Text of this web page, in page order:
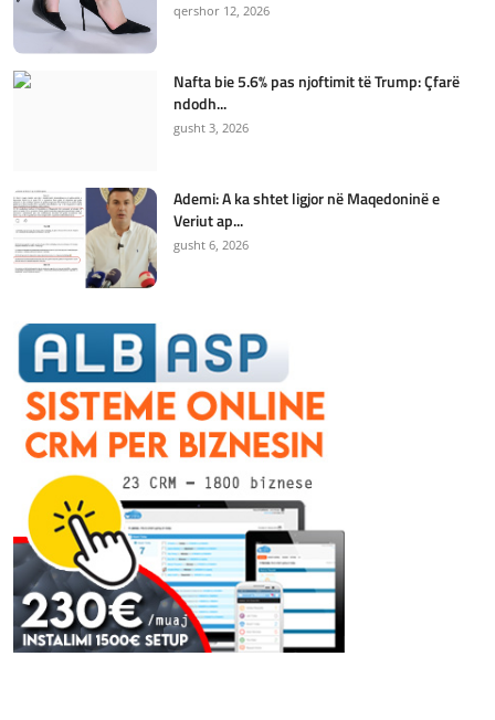
qershor 12, 2026
Nafta bie 5.6% pas njoftimit të Trump: Çfarë
ndodh...
gusht 3, 2026
Ademi: A ka shtet ligjor në Maqedoninë e
Veriut ap...
gusht 6, 2026